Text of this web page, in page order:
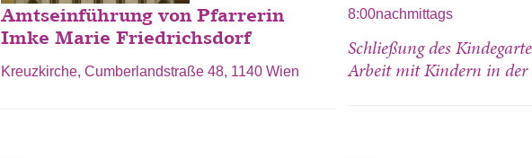
Amtseinführung von Pfarrerin
Imke Marie Friedrichsdorf
Kreuzkirche, Cumberlandstraße 48, 1140 Wien
8:00nachmittags
Schließung des
Arbeit mit Kindern in der